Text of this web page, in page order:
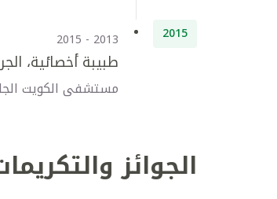
2015
2013 - 2015
طبيبة أخصائية،
مستشفى الكويت
الجوائز